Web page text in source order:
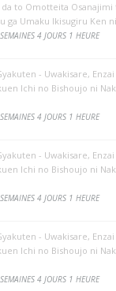
da to Omotteita Osanajimi
ga Umaku Ikisugiru Ken
4 JOURS 1 HEURE
- Uwakisare,
Ichi no Bishoujo ni
4 JOURS 1 HEURE
- Uwakisare,
Ichi no Bishoujo ni
4 JOURS 1 HEURE
- Uwakisare,
Ichi no Bishoujo ni
4 JOURS 1 HEURE